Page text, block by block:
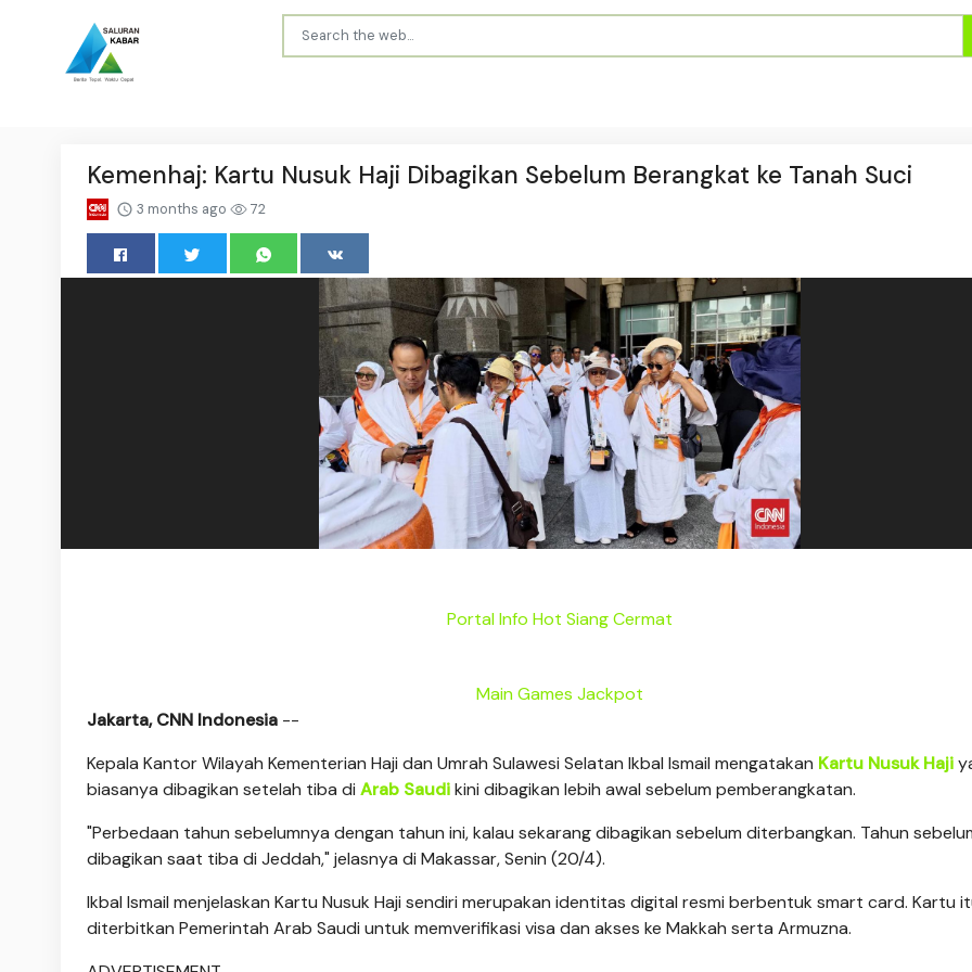
Kemenhaj: Kartu Nusuk Haji Dibagikan Sebelum Berangkat ke Tanah Suci
3 months ago 72
Portal Info Hot Siang Cermat
Main Games Jackpot
Jakarta, CNN Indonesia --
Kepala Kantor Wilayah Kementerian Haji dan Umrah Sulawesi Selatan Ikbal Ismail mengatakan Kartu Nusuk Haji
biasanya dibagikan setelah tiba di Arab Saudikini dibagikan lebih awal sebelum pemberangkatan.
"Perbedaan tahun sebelumnya dengan tahun ini, kalau sekarang dibagikan sebelum diterbangkan. Tahun
dibagikan saat tiba di Jeddah," jelasnya di Makassar, Senin (20/4).
Ikbal Ismail menjelaskan Kartu Nusuk Haji sendiri merupakan identitas digital resmi berbentuk smart card. Kartu
diterbitkan Pemerintah Arab Saudi untuk memverifikasi visa dan akses ke Makkah serta Armuzna.